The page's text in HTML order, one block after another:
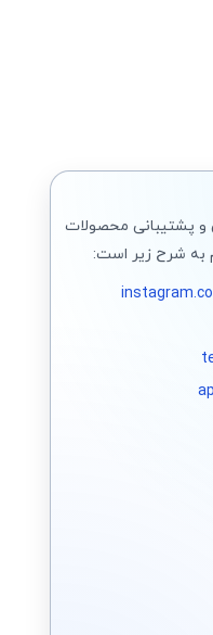
و پشتیبانی محصولات
به شرح زیر است: